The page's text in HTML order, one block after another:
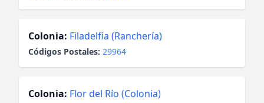
Colonia: Filadelfia (Ranchería)
Códigos Postales: 29964
Colonia: Flor del Río (Colonia)